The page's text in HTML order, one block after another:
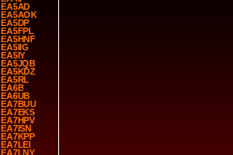
EA5AD
EA5AOK
EA5DP
EA5FPL
EA5HNF
EA5IIG
EA5IY
EA5JQB
EA5KDZ
EA5RL
EA6B
EA6UB
EA7BUU
EA7EKS
EA7HPV
EA7ISN
EA7KPP
EA7LEI
EA7LNY